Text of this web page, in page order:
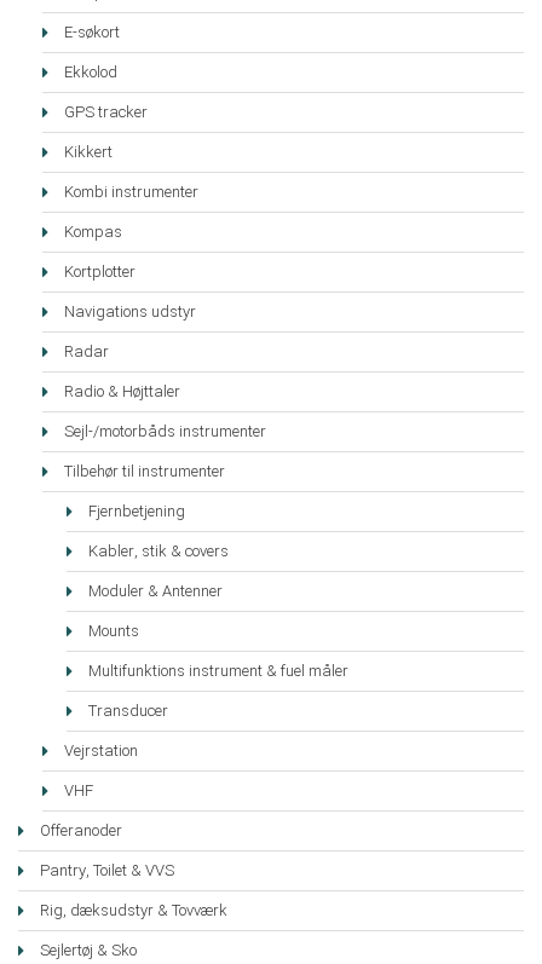
E-søkort
Ekkolod
GPS tracker
Kikkert
Kombi instrumenter
Kompas
Kortplotter
Navigations udstyr
Radar
Radio & Højttaler
Sejl-/motorbåds instrumenter
Tilbehør til instrumenter
Fjernbetjening
Kabler, stik & covers
Moduler & Antenner
Mounts
Multifunktions instrument & fuel måler
Transducer
Vejrstation
VHF
Offeranoder
Pantry, Toilet & VVS
Rig, dæksudstyr & Tovværk
Sejlertøj & Sko